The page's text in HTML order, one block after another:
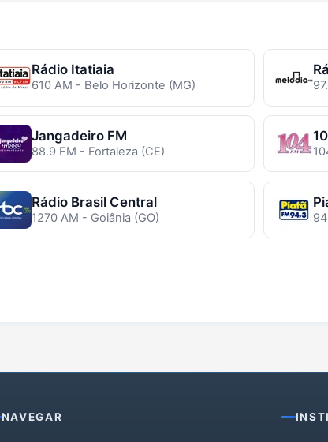
Rádio Itatiaia
610 AM - Belo Horizonte (MG)
Jangadeiro FM
88.9 FM - Fortaleza (CE)
Rádio Brasil Central
1270 AM - Goiânia (GO)
NAVEGAR